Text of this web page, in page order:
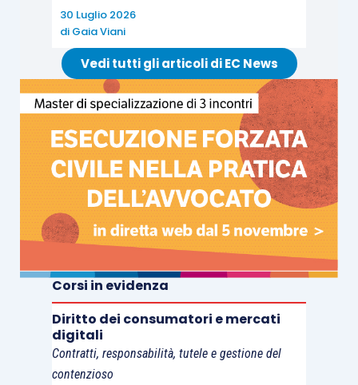
30 Luglio 2026
di Gaia Viani
Vedi tutti gli articoli di EC News
Corsi in evidenza
Diritto dei consumatori e mercati
digitali
Contratti, responsabilità, tutele e gestione del
contenzioso